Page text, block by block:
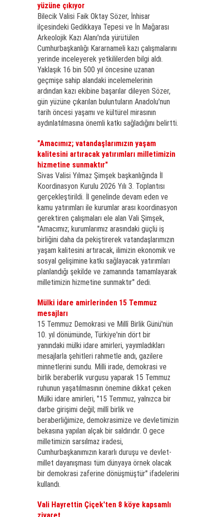
yüzüne çıkıyor
Bilecik Valisi Faik Oktay Sözer, İnhisar
ilçesindeki Gedikkaya Tepesi ve İn Mağarası
Arkeolojik Kazı Alanı'nda yürütülen
Cumhurbaşkanlığı Kararnameli kazı çalışmalarını
yerinde inceleyerek yetkililerden bilgi aldı.
Yaklaşık 16 bin 500 yıl öncesine uzanan
geçmişe sahip alandaki incelemelerinin
ardından kazı ekibine başarılar dileyen Sözer,
gün yüzüne çıkarılan buluntuların Anadolu'nun
tarih öncesi yaşamı ve kültürel mirasının
aydınlatılmasına önemli katkı sağladığını belirtti.
"Amacımız; vatandaşlarımızın yaşam
kalitesini artıracak yatırımları milletimizin
hizmetine sunmaktır"
Sivas Valisi Yılmaz Şimşek başkanlığında İl
Koordinasyon Kurulu 2026 Yılı 3. Toplantısı
gerçekleştirildi. İl genelinde devam eden ve
kamu yatırımları ile kurumlar arası koordinasyon
gerektiren çalışmaları ele alan Vali Şimşek,
"Amacımız; kurumlarımız arasındaki güçlü iş
birliğini daha da pekiştirerek vatandaşlarımızın
yaşam kalitesini artıracak, ilimizin ekonomik ve
sosyal gelişimine katkı sağlayacak yatırımları
planlandığı şekilde ve zamanında tamamlayarak
milletimizin hizmetine sunmaktır" dedi.
Mülki idare amirlerinden 15 Temmuz
mesajları
15 Temmuz Demokrasi ve Millî Birlik Günü'nün
10. yıl dönümünde, Türkiye'nin dört bir
yanındaki mülki idare amirleri, yayımladıkları
mesajlarla şehitleri rahmetle andı, gazilere
minnetlerini sundu. Milli irade, demokrasi ve
birlik beraberlik vurgusu yaparak 15 Temmuz
ruhunun yaşatılmasının önemine dikkat çeken
Mülki idare amirleri, "15 Temmuz, yalnızca bir
darbe girişimi değil; millî birlik ve
beraberliğimize, demokrasimize ve devletimizin
bekasına yapılan alçak bir saldırıdır. O gece
milletimizin sarsılmaz iradesi,
Cumhurbaşkanımızın kararlı duruşu ve devlet-
millet dayanışması tüm dünyaya örnek olacak
bir demokrasi zaferine dönüşmüştür" ifadelerini
kullandı.
Vali Hayrettin Çiçek'ten 8 köye kapsamlı